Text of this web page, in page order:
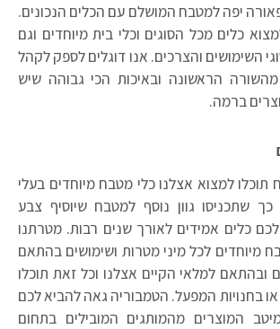
יפה למטבח המושלם עם הכלים הנכונים.
כלים מכל הסוגים וכלי בית מיוחדים וגם
השימושים והצרכים. אנו דוגלים לספק לקהל
מהשורה הראשונה ובאיכות הכי גבוהה שיש
ברמה.
תוכלו למצוא אצלנו כלי מטבח מיוחדים בעלי
שתכניסו גוון נוסף למטבח שיוסיף צבע
לכם כלים אמידים לאורך שנים רבות. מטרתנו
מיוחדים לכל מיני מטרות ושימושים בהתאם
ובהתאם למלאי הקיים אצלנו וכל זאת תוכלו
בחנויות המפעל. הטמבוריה גאה להביא לכם
המוצרים מהמותגים המובילים בתחום